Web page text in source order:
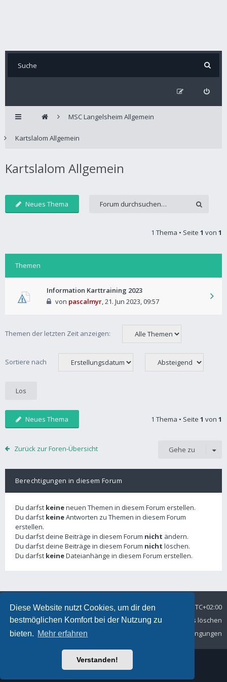
Diese Website nutzt Cookies, um dir den
bestmöglichen Komfort bei der Nutzung zu
bieten. Mehr erfahren
Verstanden!
MSC Langelsheim Allgemein
Kartslalom Allgemein
Kartslalom Allgemein
Neues Thema
1 Thema • Seite 1 von 1
Themen
Information Karttraining 2023
von pascalmyr,21. Jun 2023, 09:57
Themen der letzten Zeit anzeigen:
Sortiere nach
Neues Thema 1 Thema • Seite 1 von 1
Zurück zur Foren-Übersicht Gehe zu
Berechtigungen in diesem Forum
Du darfst keineneuen Themen in diesem Forum erstellen.
Du darfst keineAntworten zu Themen in diesem Forum
erstellen.
Du darfst deine Beiträge in diesem Forum nicht ändern.
Du darfst deine Beiträge in diesem Forum nicht löschen.
Du darfst keineDateianhänge in diesem Forum erstellen.
Foren-Übersicht Alle Zeiten sind
UTC+02:00
Alle Cookies löschen
Kontakt
Datenschutz
Nutzungsbedingungen